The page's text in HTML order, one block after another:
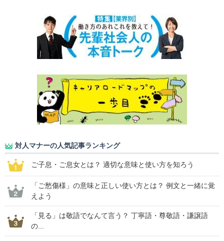
対人マナーの人気記事ランキング
ご子息・ご息女とは？ 適切な意味と使い方を知ろう
「ご愁傷様」の意味と正しい使い方とは？ 例文と一緒に覚
えよう
「見る」は敬語でなんて言う？ 丁寧語・尊敬語・謙譲語
の...